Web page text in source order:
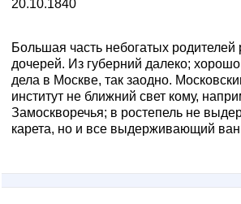
20.10.1840
Большая часть небогатых родителей
дочерей. Из губерний далеко;
дела в Москве, так заодно.
институт не ближний свет кому,
Замоскворечья; в ростепель не
карета, но и все выдерживающий